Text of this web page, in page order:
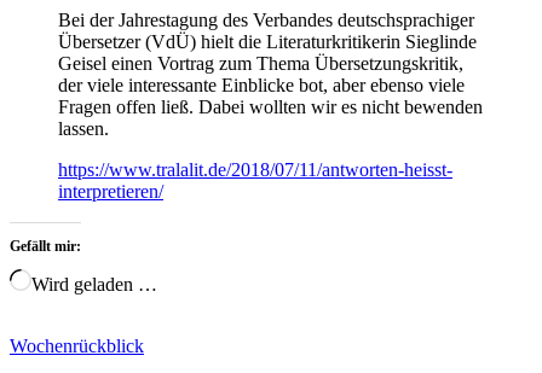
Bei der Jahrestagung des Verbandes deutschsprachiger
Übersetzer (VdÜ) hielt die Literaturkritikerin Sieglinde
Geisel einen Vortrag zum Thema Übersetzungskritik,
der viele interessante Einblicke bot, aber ebenso viele
Fragen offen ließ. Dabei wollten wir es nicht bewenden
lassen.
https://www.tralalit.de/2018/07/11/antworten-heisst-
interpretieren/
Gefällt mir:
Wird geladen …
Wochenrückblick